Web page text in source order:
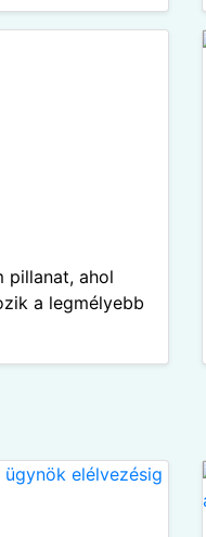
pillanat, ahol
a legmélyebb